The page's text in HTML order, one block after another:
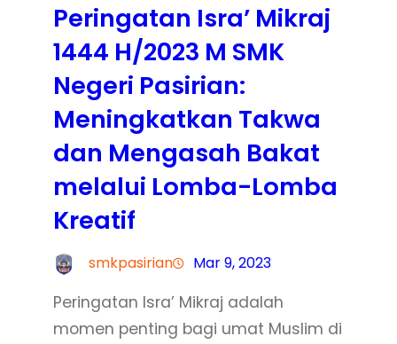
Peringatan Isra’ Mikraj
1444 H/2023 M SMK
Negeri Pasirian:
Meningkatkan Takwa
dan Mengasah Bakat
melalui Lomba-Lomba
Kreatif
smkpasirian Mar 9, 2023
Peringatan Isra’ Mikraj adalah
momen penting bagi umat Muslim di